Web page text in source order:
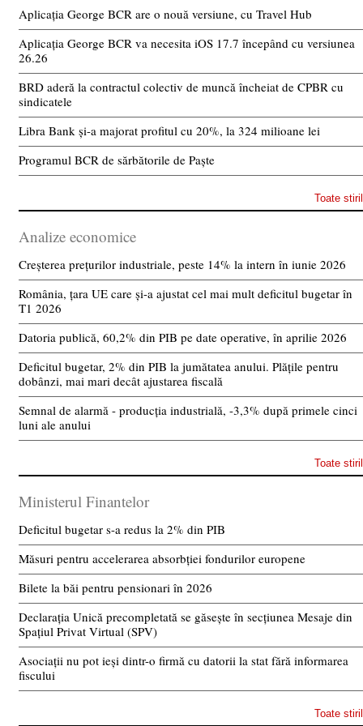
Aplicația George BCR are o nouă versiune, cu Travel Hub
Aplicația George BCR va necesita iOS 17.7 începând cu versiunea
26.26
BRD aderă la contractul colectiv de muncă încheiat de CPBR cu
sindicatele
Libra Bank și-a majorat profitul cu 20%, la 324 milioane lei
Programul BCR de sărbătorile de Paște
Toate
Analize economice
Creșterea prețurilor industriale, peste 14% la intern în iunie 2026
România, țara UE care și-a ajustat cel mai mult deficitul bugetar în
T1 2026
Datoria publică, 60,2% din PIB pe date operative, în aprilie 2026
Deficitul bugetar, 2% din PIB la jumătatea anului. Plățile pentru
dobânzi, mai mari decât ajustarea fiscală
Semnal de alarmă - producția industrială, -3,3% după primele cinci
luni ale anului
Toate
Ministerul Finantelor
Deficitul bugetar s-a redus la 2% din PIB
Măsuri pentru accelerarea absorbției fondurilor europene
Bilete la băi pentru pensionari în 2026
Declarația Unică precompletată se găsește în secțiunea Mesaje din
Spațiul Privat Virtual (SPV)
Asociații nu pot ieși dintr-o firmă cu datorii la stat fără informarea
fiscului
Toate